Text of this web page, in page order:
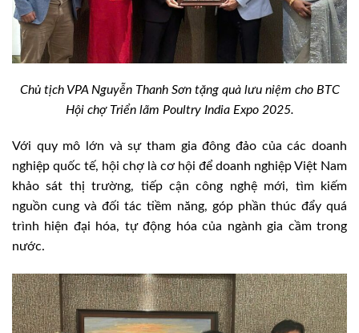
Chủ tịch VPA Nguyễn Thanh Sơn tặng quà lưu niệm cho BTC
Hội chợ Triển lãm Poultry India Expo 2025.
Với quy mô lớn và sự tham gia đông đảo của các doanh
nghiệp quốc tế, hội chợ là cơ hội để doanh nghiệp Việt Nam
khảo sát thị trường, tiếp cận công nghệ mới, tìm kiếm
nguồn cung và đối tác tiềm năng, góp phần thúc đẩy quá
trình hiện đại hóa, tự động hóa của ngành gia cầm trong
nước.